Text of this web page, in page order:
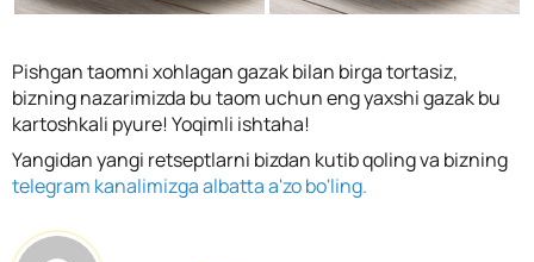
Pishgan taomni xohlagan gazak bilan birga tortasiz,
bizning nazarimizda bu taom uchun eng yaxshi gazak bu
kartoshkali pyure! Yoqimli ishtaha!
Yangidan yangi retseptlarni bizdan kutib qoling va bizning
telegram kanalimizga albatta a'zo bo'ling.